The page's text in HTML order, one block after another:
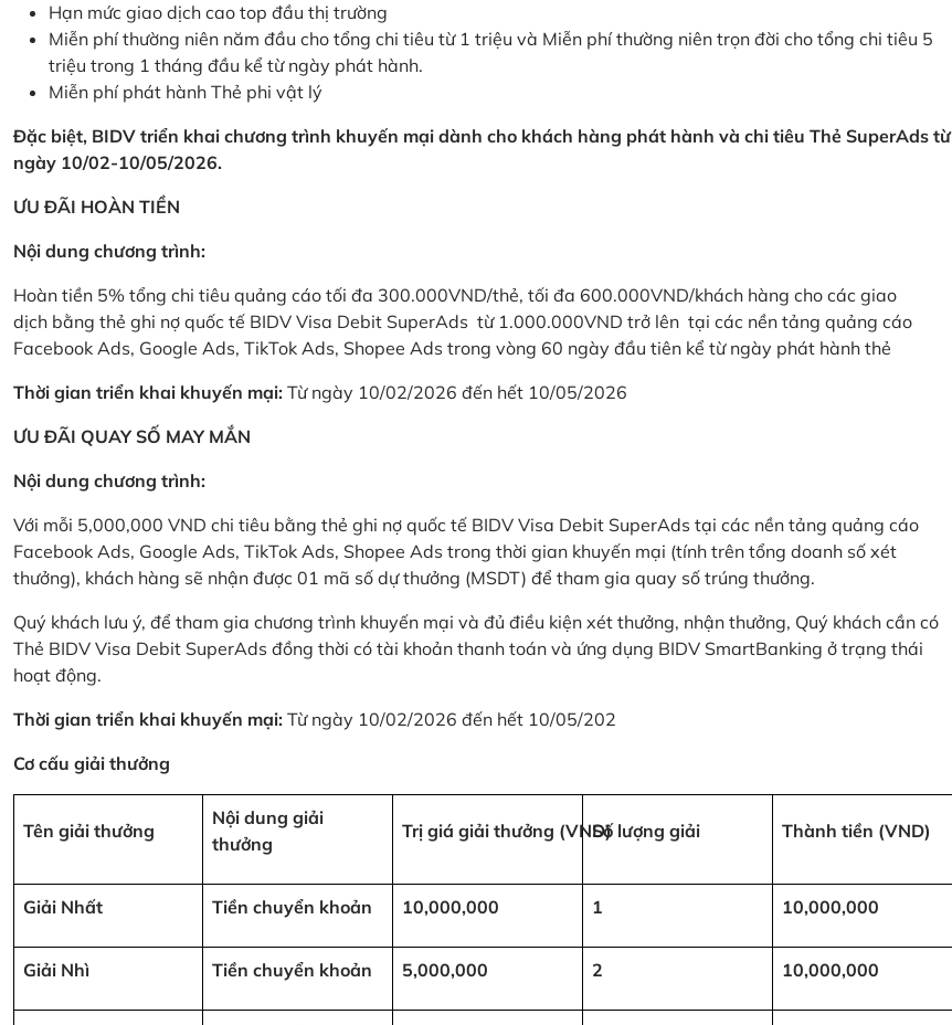
Hạn mức giao dịch cao top đầu thị trường
Miễn phí thường niên năm đầu cho tổng chi tiêu từ 1 triệu và Miễn phí thường niên trọn đời cho tổng chi tiêu 5
triệu trong 1 tháng đầu kể từ ngày phát hành.
Miễn phí phát hành Thẻ phi vật lý
Đặc biệt, BIDV triển khai chương trình khuyến mại dành cho khách hàng phát hành và chi tiêu Thẻ SuperAds từ
ngày 10/02-10/05/2026.
ƯU ĐÃI HOÀN TIỀN
Nội dung chương trình:
Hoàn tiền 5% tổng chi tiêu quảng cáo tối đa 300.000VND/thẻ, tối đa 600.000VND/khách hàng cho các giao
dịch bằng thẻ ghi nợ quốc tế BIDV Visa Debit SuperAds từ 1.000.000VND trở lên tại các nền tảng quảng cáo
Facebook Ads, Google Ads, TikTok Ads, Shopee Ads trong vòng 60 ngày đầu tiên kể từ ngày phát hành thẻ
Thời gian triển khai khuyến mại: Từ ngày 10/02/2026 đến hết 10/05/2026
ƯU ĐÃI QUAY SỐ MAY MẮN
Nội dung chương trình:
Với mỗi 5,000,000 VND chi tiêu bằng thẻ ghi nợ quốc tế BIDV Visa Debit SuperAds tại các nền tảng quảng cáo
Facebook Ads, Google Ads, TikTok Ads, Shopee Ads trong thời gian khuyến mại (tính trên tổng doanh số xét
thưởng), khách hàng sẽ nhận được 01 mã số dự thưởng (MSDT) để tham gia quay số trúng thưởng.
Quý khách lưu ý, để tham gia chương trình khuyến mại và đủ điều kiện xét thưởng, nhận thưởng, Quý khách cần có
Thẻ BIDV Visa Debit SuperAds đồng thời có tài khoản thanh toán và ứng dụng BIDV SmartBanking ở trạng thái
hoạt động.
Thời gian triển khai khuyến mại: Từ ngày 10/02/2026 đến hết 10/05/202
Cơ cấu giải thưởng
Tên giải thưởng
Nội dung giải
thưởng
Trị giá giải thưởng (VND)Số lượng giải Thành tiền (VND)
Giải Nhất Tiền chuyển khoản 10,000,000 1 10,000,000
Giải Nhì Tiền chuyển khoản 5,000,000 2 10,000,000